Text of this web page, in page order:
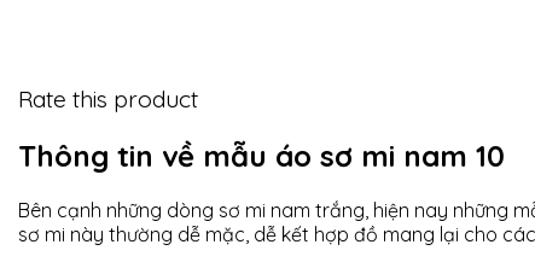
Rate this product
Thông tin về mẫu áo sơ mi nam 10
Bên cạnh những dòng sơ mi nam trắng, hiện nay những
sơ mi này thường dễ mặc, dễ kết hợp đồ mang lại cho